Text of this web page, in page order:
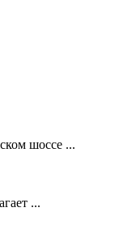
шоссе ...
...